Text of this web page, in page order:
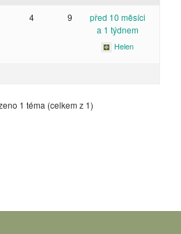
4 9
před 10 měsíci
a 1 týdnem
Helen
1 téma (celkem z 1)